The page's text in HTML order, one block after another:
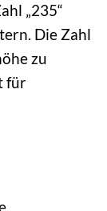
„235“
Die Zahl
zu
für